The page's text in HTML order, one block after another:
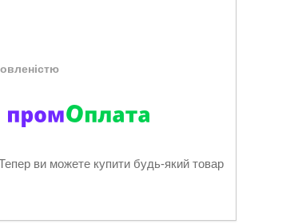
ви можете купити будь-який товар